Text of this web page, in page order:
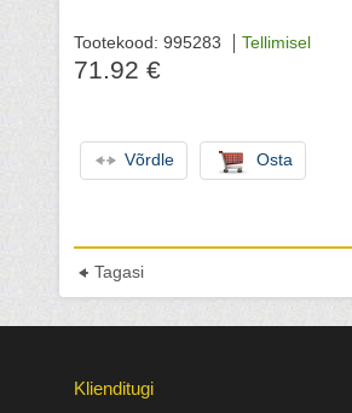
Tootekood: 995283 Tellimisel
71.92 €
Võrdle Osta
Tagasi
Klienditugi